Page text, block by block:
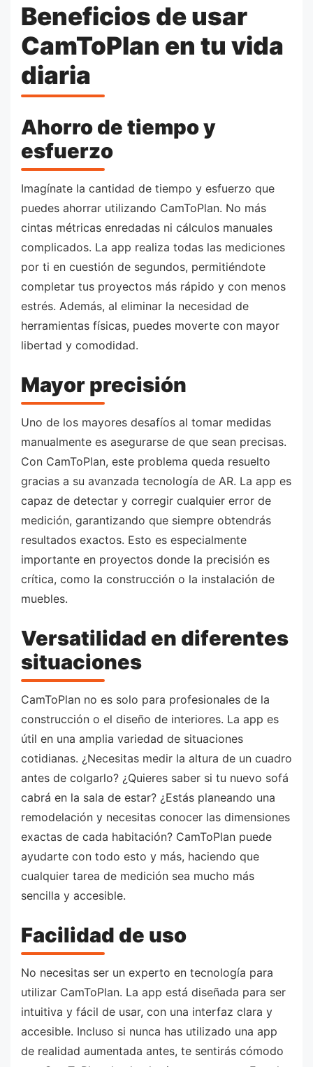
Beneficios de usar
CamToPlan en tu vida
diaria
Ahorro de tiempo y
esfuerzo
Imagínate la cantidad de tiempo y esfuerzo que
puedes ahorrar utilizando CamToPlan. No más
cintas métricas enredadas ni cálculos manuales
complicados. La app realiza todas las mediciones
por ti en cuestión de segundos, permitiéndote
completar tus proyectos más rápido y con menos
estrés. Además, al eliminar la necesidad de
herramientas físicas, puedes moverte con mayor
libertad y comodidad.
Mayor precisión
Uno de los mayores desafíos al tomar medidas
manualmente es asegurarse de que sean precisas.
Con CamToPlan, este problema queda resuelto
gracias a su avanzada tecnología de AR. La app es
capaz de detectar y corregir cualquier error de
medición, garantizando que siempre obtendrás
resultados exactos. Esto es especialmente
importante en proyectos donde la precisión es
crítica, como la construcción o la instalación de
muebles.
Versatilidad en diferentes
situaciones
CamToPlan no es solo para profesionales de la
construcción o el diseño de interiores. La app es
útil en una amplia variedad de situaciones
cotidianas. ¿Necesitas medir la altura de un cuadro
antes de colgarlo? ¿Quieres saber si tu nuevo sofá
cabrá en la sala de estar? ¿Estás planeando una
remodelación y necesitas conocer las dimensiones
exactas de cada habitación? CamToPlan puede
ayudarte con todo esto y más, haciendo que
cualquier tarea de medición sea mucho más
sencilla y accesible.
Facilidad de uso
No necesitas ser un experto en tecnología para
utilizar CamToPlan. La app está diseñada para ser
intuitiva y fácil de usar, con una interfaz clara y
accesible. Incluso si nunca has utilizado una app
de realidad aumentada antes, te sentirás cómodo